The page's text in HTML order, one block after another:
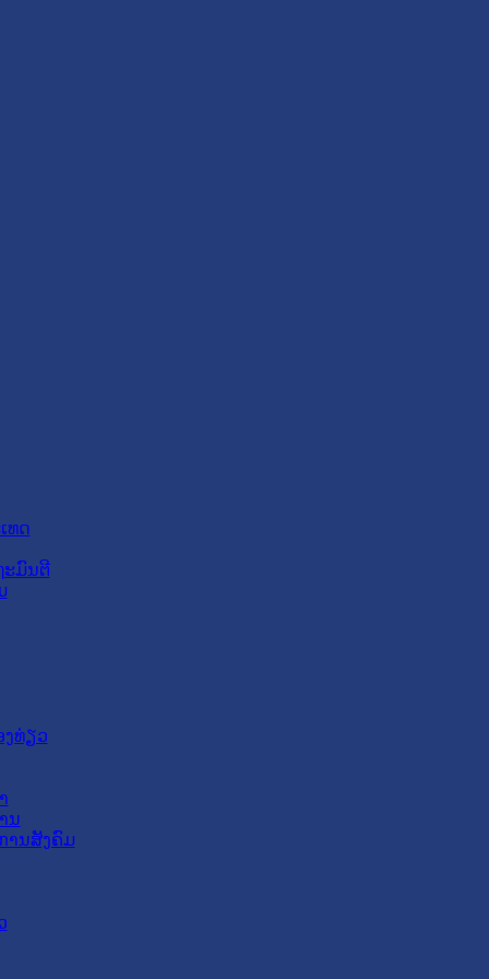
ທດ
ະມົນຕີ
ງທ່ຽວ
ນ
ານສັງຄົມ